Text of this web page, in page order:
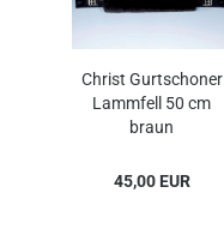
Christ Gurtschoner
Lammfell 50 cm
braun
45,00 EUR